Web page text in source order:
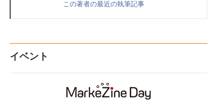
この著者の最近の執筆記事
イベント